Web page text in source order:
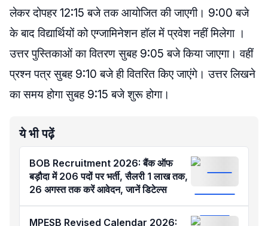
लेकर दोपहर 12:15 बजे तक आयोजित की जाएगी। 9:00 बजे
के बाद विद्यार्थियों को एग्जामिनेशन हॉल में प्रवेश नहीं मिलेगा ।
उत्तर पुस्तिकाओं का वितरण सुबह 9:05 बजे किया जाएगा। वहीं
प्रश्न पत्र सुबह 9:10 बजे ही वितरित किए जाएंगे। उत्तर लिखने
का समय होगा सुबह 9:15 बजे शुरू होगा।
ये भी पढ़ें
BOB Recruitment 2026: बैंक ऑफ
बड़ौदा में 206 पदों पर भर्ती, सैलरी 1 लाख तक,
26 अगस्त तक करें आवेदन, जानें डिटेल्स
MPESB Revised Calendar 2026: